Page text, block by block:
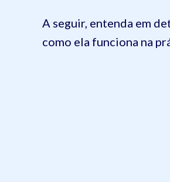
A seguir, entenda em
como ela funciona na